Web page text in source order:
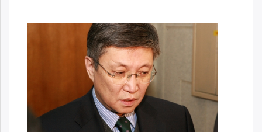
news.mn
Livetv.mn
12:32:24
03:51:44